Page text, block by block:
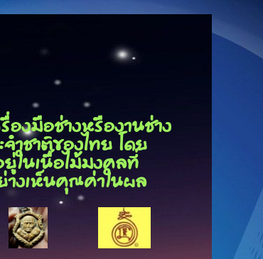
ก
มือช่างหรืองานช่าง
ชาติของไทย โดย
ในเนื้อไม้มงคลที่
างเห็นคุณค่าในผล